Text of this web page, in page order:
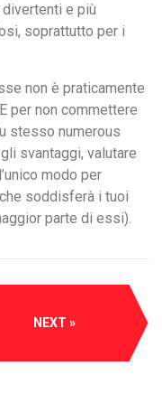
e più
soprattutto per i
non è praticamente
per non commettere
stesso numerous
svantaggi, valutare
modo per
soddisferà i tuoi
parte di essi).
NEXT